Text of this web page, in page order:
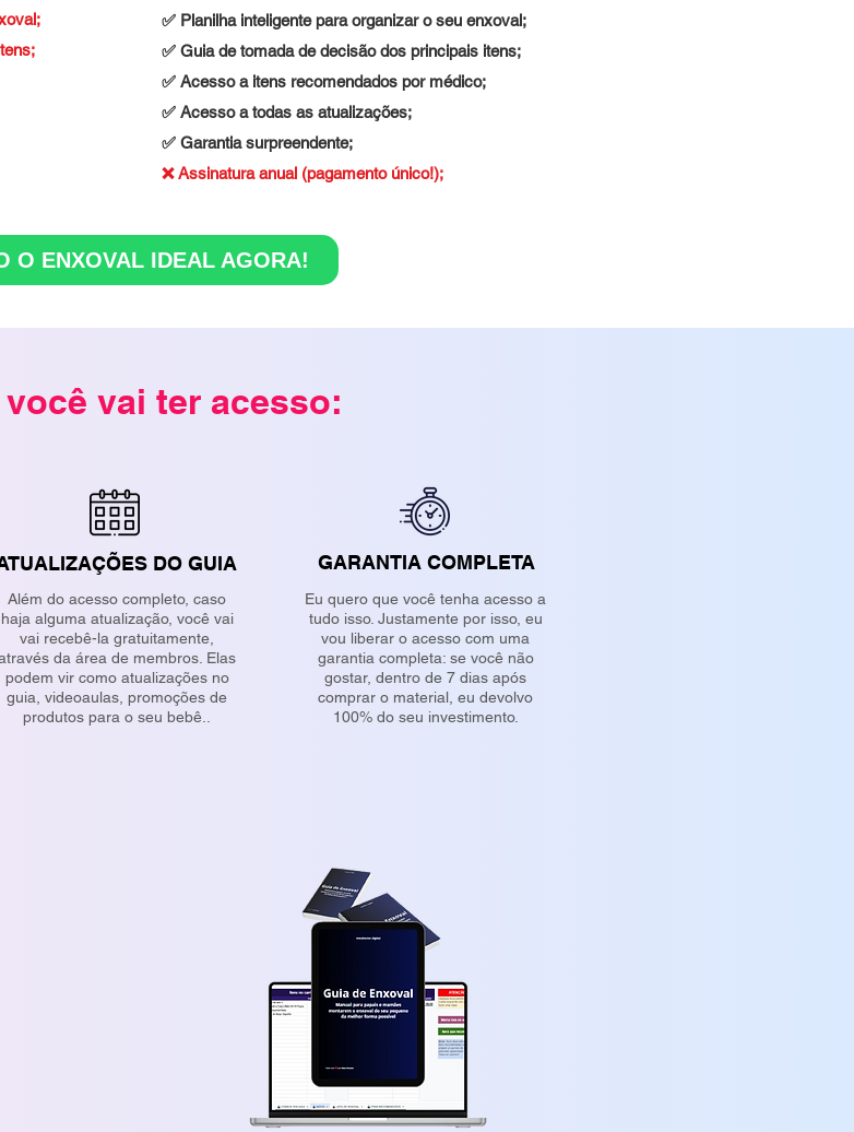
✅ Planilha inteligente para organizar o seu enxoval;
✅ Guia de tomada de decisão dos principais itens;
✅ Acesso a itens recomendados por médico;
✅ Acesso a todas as atualizações;
✅ Garantia surpreendente;
❌ Assinatura anual (pagamento único!);
O ENXOVAL IDEAL AGORA!
vai ter acesso:
DO GUIA
Além do acesso completo, caso
haja alguma atualização, você vai
vai recebê-la gratuitamente,
da área de membros. Elas
podem vir como atualizações no
guia, videoaulas, promoções de
produtos para o seu bebê..
GARANTIA COMPLETA
Eu quero que você tenha acesso a
tudo isso. Justamente por isso, eu
vou liberar o acesso com uma
garantia completa: se você não
gostar, dentro de 7 dias após
comprar o material, eu devolvo
100% do seu investimento.